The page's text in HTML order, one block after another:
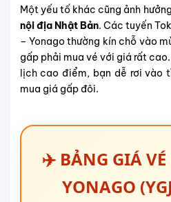
Một yếu tố khác cũng ảnh
nội địa Nhật Bản. Các tuyến
– Yonago thường kín chỗ vào
gấp phải mua vé với giá rất
lịch cao điểm, bạn dễ rơi vào
mua giá gấp đôi.
✈️ BẢNG GIÁ
YONAGO